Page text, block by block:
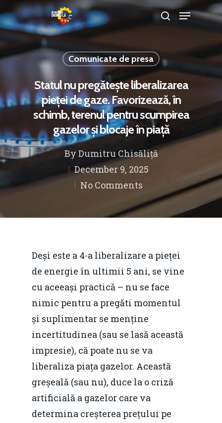
Hit enter to search or ESC to close
Comunicate de presa
Statul nu pregătește liberalizarea
pieței de gaze. Favorizează, în
schimb, terenul pentru scumpirea
gazelor și blocaje în piață
By Dumitru Chisăliță
December 9, 2025
No Comments
Deși este a 4-a liberalizare a pieței
de energie în ultimii 5 ani, se vine
cu aceeași practică – nu se face
nimic pentru a pregăti momentul
și suplimentar se menține
incertitudinea (sau se lasă această
impresie), că poate nu se va
liberaliza piața gazelor. Această
greșeală (sau nu), duce la o criză
artificială a gazelor care va
determina creșterea prețului pe